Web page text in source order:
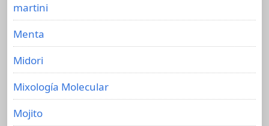
martini
Menta
Midori
Mixología Molecular
Mojito